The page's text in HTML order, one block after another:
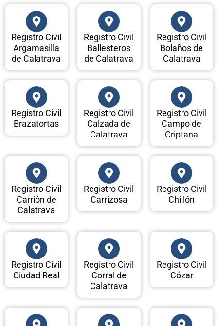
Registro Civil
Argamasilla
de Calatrava
Registro Civil
Ballesteros
de Calatrava
Registro Civil
Bolaños de
Calatrava
Registro Civil
Brazatortas
Registro Civil
Calzada de
Calatrava
Registro Civil
Campo de
Criptana
Registro Civil
Carrión de
Calatrava
Registro Civil
Carrizosa
Registro Civil
Chillón
Registro Civil
Ciudad Real
Registro Civil
Corral de
Calatrava
Registro Civil
Cózar